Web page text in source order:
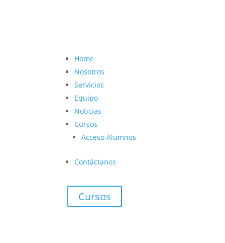
Home
Nosotros
Servicios
Equipo
Noticias
Cursos
Acceso Alumnos
Contáctanos
Cursos